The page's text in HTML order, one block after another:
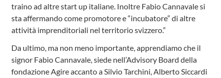
traino ad altre start up italiane. Inoltre Fabio Cannavale si
sta affermando come promotore e “incubatore” di altre
attività imprenditoriali nel territorio svizzero.”
Da ultimo, ma non meno importante, apprendiamo che il
signor Fabio Cannavale, siede nell’Advisory Board della
fondazione Agire accanto a Silvio Tarchini, Alberto Siccardi